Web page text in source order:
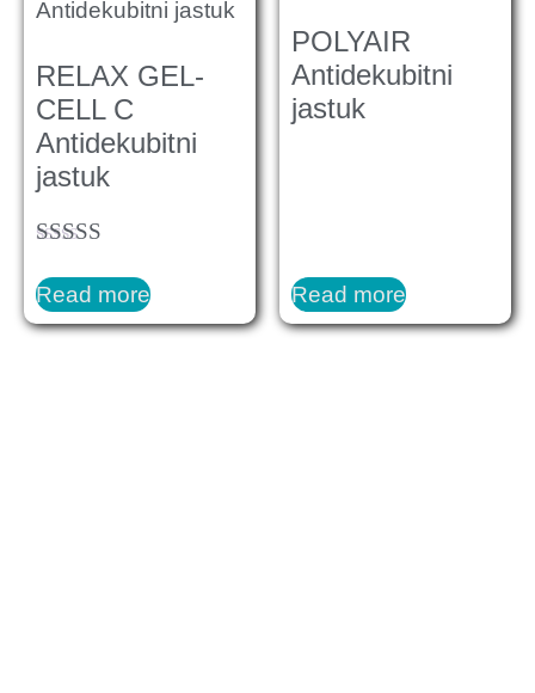
RELAX GEL-
CELL C
Antidekubitni
jastuk
5.00
out of 5
Read more
POLYAIR
Antidekubitni
jastuk
Read more